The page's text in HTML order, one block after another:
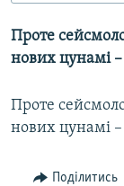
МУЛЬТИМЕДІА
СПЕЦПРОЄКТИ
ПОДКАСТИ
Проте
нових цунамі
Проте
нових цунамі
Поділитись